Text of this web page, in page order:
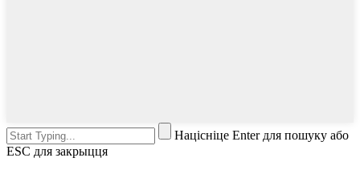
Націсніце Enter для пошуку або
ESC для закрыцця